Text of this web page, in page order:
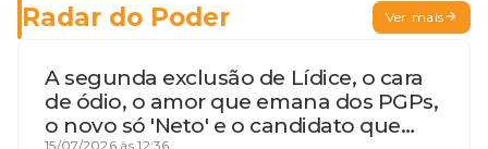
Radar do Poder Ver mais
A segunda exclusão de Lídice, o cara
de ódio, o amor que emana dos PGPs,
o novo só 'Neto' e o candidato que
15/07/2026 às 12:36